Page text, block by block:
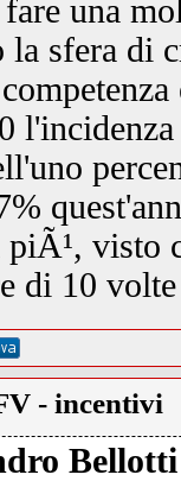
una
la sfera di
visto
di 10
- incentivi